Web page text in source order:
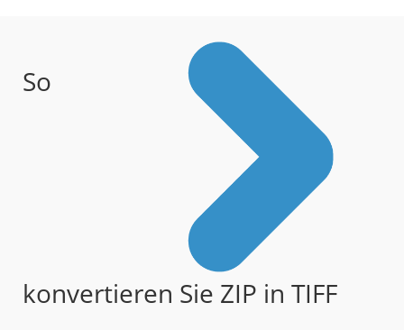
So
konvertieren Sie ZIP in TIFF